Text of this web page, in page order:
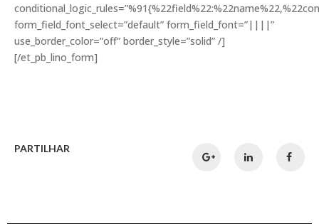
form_field_font_select=”default” form_field_font=”||||”
use_border_color=”off” border_style=”solid” /]
[/et_pb_lino_form]
PARTILHAR